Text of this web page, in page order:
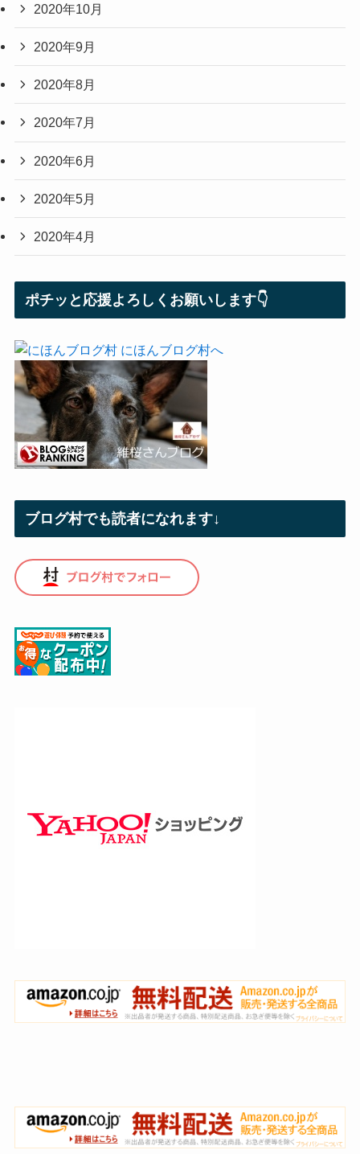
2020年10月
2020年9月
2020年8月
2020年7月
2020年6月
2020年5月
2020年4月
ポチッと応援よろしくお願いします👇
ブログ村でも読者になれます↓